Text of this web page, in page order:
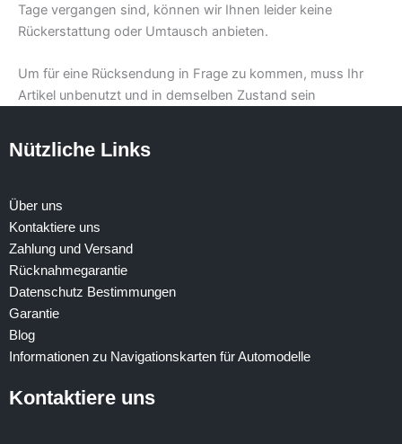
Tage vergangen sind, können wir Ihnen leider keine
Rückerstattung oder Umtausch anbieten.
Um für eine Rücksendung in Frage zu kommen, muss Ihr
Artikel unbenutzt und in demselben Zustand sein
Nützliche Links
Über uns
Kontaktiere uns
Zahlung und Versand
Rücknahmegarantie
Datenschutz Bestimmungen
Garantie
Blog
Informationen zu Navigationskarten für Automodelle
Kontaktiere uns